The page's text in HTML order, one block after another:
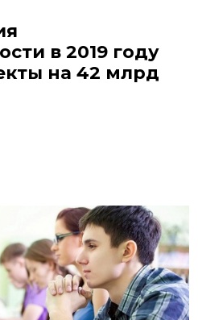
в 2019 году
на 42 млрд